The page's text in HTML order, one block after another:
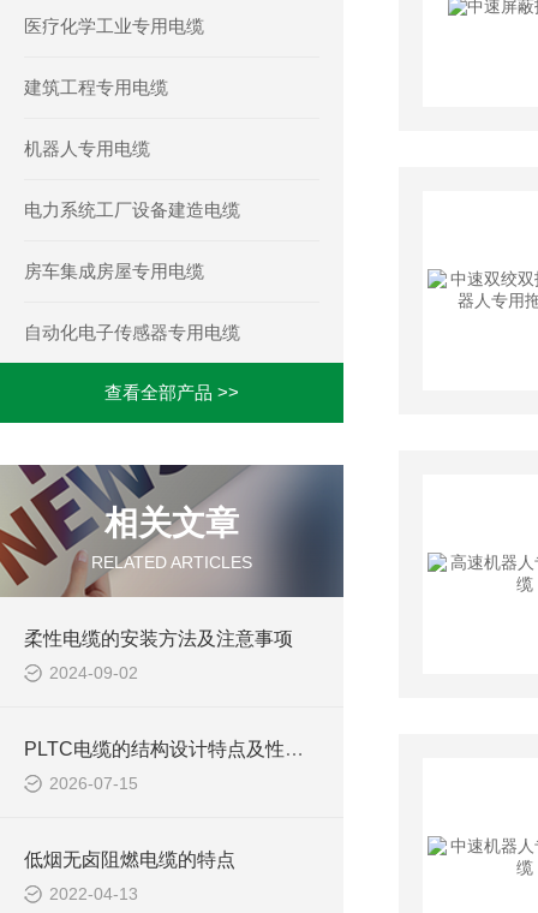
医疗化学工业专用电缆
建筑工程专用电缆
机器人专用电缆
电力系统工厂设备建造电缆
房车集成房屋专用电缆
自动化电子传感器专用电缆
查看全部产品 >>
相关文章
RELATED ARTICLES
柔性电缆的安装方法及注意事项
2024-09-02
PLTC电缆的结构设计特点及性能优势体现
2026-07-15
低烟无卤阻燃电缆的特点
2022-04-13